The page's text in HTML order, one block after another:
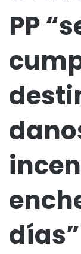
PP
días”